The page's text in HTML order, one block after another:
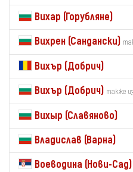
Вихар (Горубляне)
Вихрен (Сандански)
Вихър (Добрич)
Вихър (Добрич) также
Вихыр (Славяново)
Владислав (Варна)
Воеводина (Нови-Сад)